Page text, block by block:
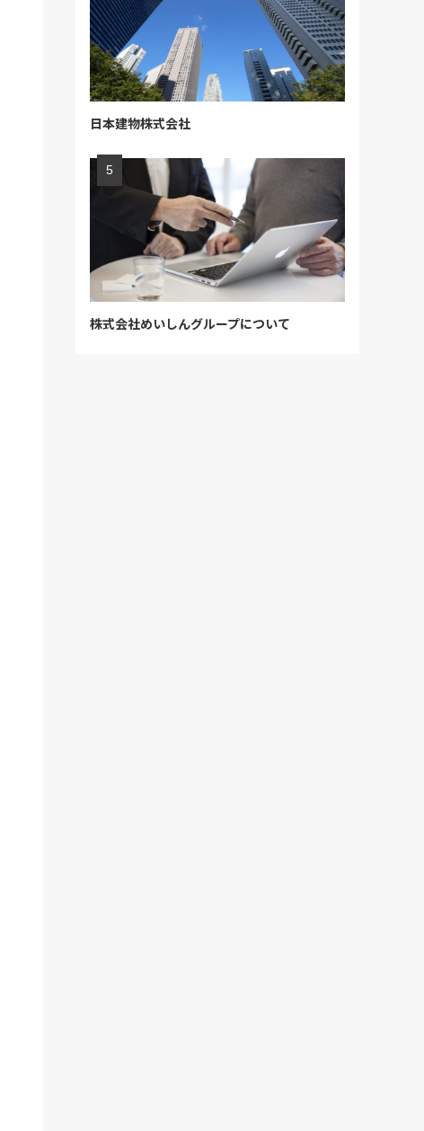
日本建物株式会社
株式会社めいしんグループについて